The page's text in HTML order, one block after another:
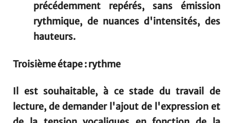
précédemment repérés, sans émission
rythmique, de nuances d'intensités, des
hauteurs.
Troisième étape : rythme
Il est souhaitable, à ce stade du travail de
lecture, de demander l'ajout de l'expression et